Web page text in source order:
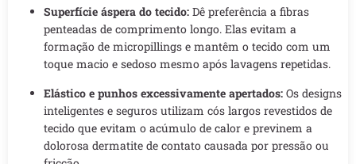
Superfície áspera do tecido: Dê preferência a fibras
penteadas de comprimento longo. Elas evitam a
formação de micropillings e mantêm o tecido com um
toque macio e sedoso mesmo após lavagens repetidas.
Elástico e punhos excessivamente apertados: Os designs
inteligentes e seguros utilizam cós largos revestidos de
tecido que evitam o acúmulo de calor e previnem a
dolorosa dermatite de contato causada por pressão ou